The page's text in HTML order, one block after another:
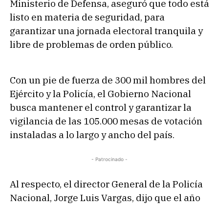
Ministerio de Defensa, aseguró que todo está
listo en materia de seguridad, para
garantizar una jornada electoral tranquila y
libre de problemas de orden público.
Con un pie de fuerza de 300 mil hombres del
Ejército y la Policía, el Gobierno Nacional
busca mantener el control y garantizar la
vigilancia de las 105.000 mesas de votación
instaladas a lo largo y ancho del país.
- Patrocinado -
Al respecto, el director General de la Policía
Nacional, Jorge Luis Vargas, dijo que el año